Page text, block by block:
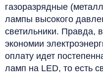
газоразрядные
лампы высокого
светильники. Правда,
экономии
оплату идет
ламп на LED, то есть